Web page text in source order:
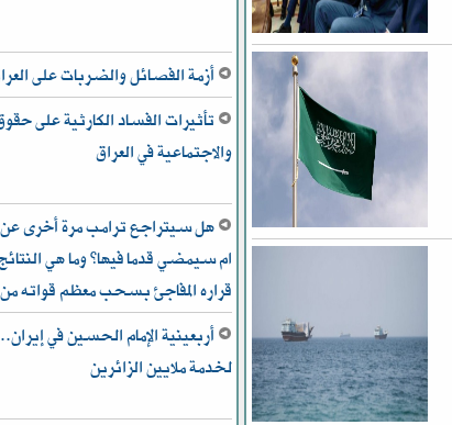
أزمة الفصائل والضربات على
تأثيرات الفساد الكارثية على
والاجتماعية في العراق
هل سيتراجع ترامب مرة أخرى
ام سيمضي قدما فيها؟ وما هي
قراره المفاجئ بسحب معظم قواته
أربعينية الإمام الحسين في
لخدمة ملايين الزائرين